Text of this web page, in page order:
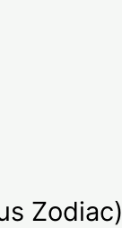
Zodiac)